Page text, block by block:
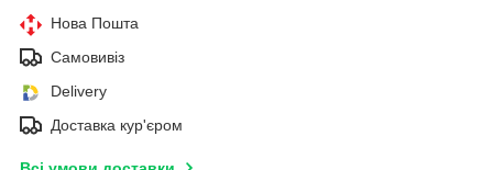
Нова Пошта
Самовивіз
Delivery
Доставка кур'єром